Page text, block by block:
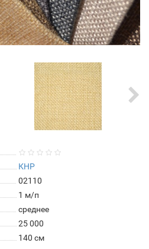
КНР
02110
1 м/п
среднее
25 000
140 см